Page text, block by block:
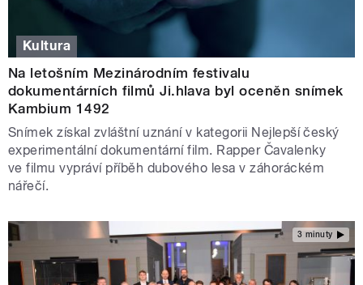
Kultura
Na letošním Mezinárodním festivalu
dokumentárních filmů Ji.hlava byl oceněn snímek
Kambium 1492
Snímek získal zvláštní uznání v kategorii Nejlepší český
experimentální dokumentární film. Rapper Čavalenky
ve filmu vypráví příběh dubového lesa v záhoráckém
nářečí.
3 minuty